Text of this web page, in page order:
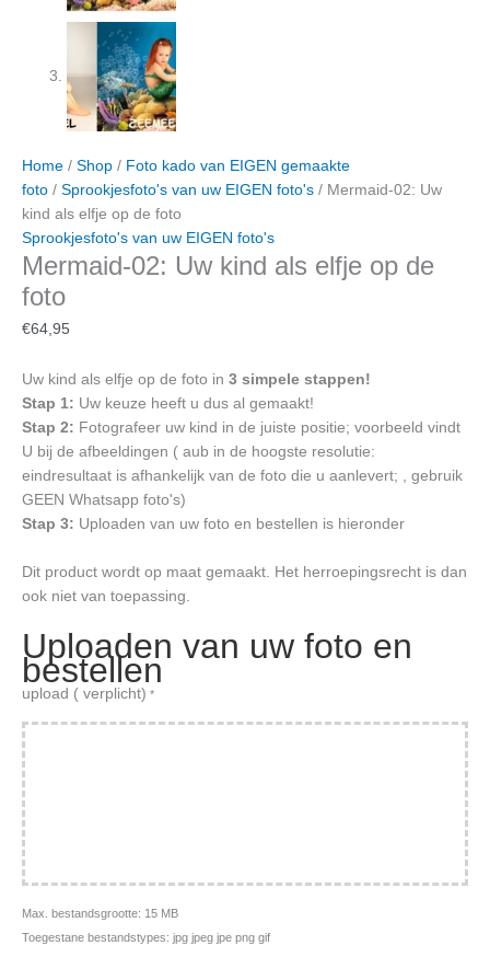
Home / Shop / Foto kado van EIGEN gemaakte
foto / Sprookjesfoto's van uw EIGEN foto's / Mermaid-02: Uw
kind als elfje op de foto
Sprookjesfoto's van uw EIGEN foto's
Mermaid-02: Uw kind als elfje op de
foto
€64,95
Uw kind als elfje op de foto in 3 simpele stappen!
Stap 1: Uw keuze heeft u dus al gemaakt!
Stap 2: Fotografeer uw kind in de juiste positie; voorbeeld vindt
U bij de afbeeldingen ( aub in de hoogste resolutie:
eindresultaat is afhankelijk van de foto die u aanlevert; , gebruik
GEEN Whatsapp foto's)
Stap 3: Uploaden van uw foto en bestellen is hieronder
Dit product wordt op maat gemaakt. Het herroepingsrecht is dan
ook niet van toepassing.
Uploaden van uw foto en
bestellen
upload ( verplicht) *
Max. bestandsgrootte: 15 MB
Toegestane bestandstypes: jpg jpeg jpe png gif